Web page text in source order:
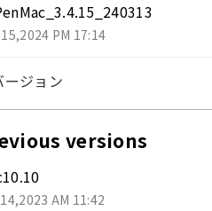
PM 17:14
ージョン
versions
AM 11:42